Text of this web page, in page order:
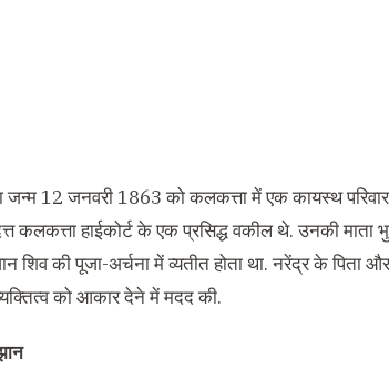
जन्म 12 जनवरी 1863 को कलकत्ता में एक कायस्थ
कलकत्ता हाईकोर्ट के एक प्रसिद्ध वकील थे. उनकी माता
शिव की पूजा-अर्चना में व्यतीत होता था. नरेंद्र के पिता
को आकार देने में मदद की.